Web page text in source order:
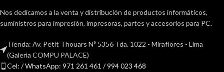
Nos dedicamos a la venta y distribución de productos informáticos,
suministros para impresión, impresoras, partes y accesorios para PC.
Tienda: Av. Petit Thouars Nª 5356 Tda. 1022 - Miraflores - Lima
(Galerìa COMPU PALACE)
Cel: / WhatsApp: 971 261 461 / 994 023 468